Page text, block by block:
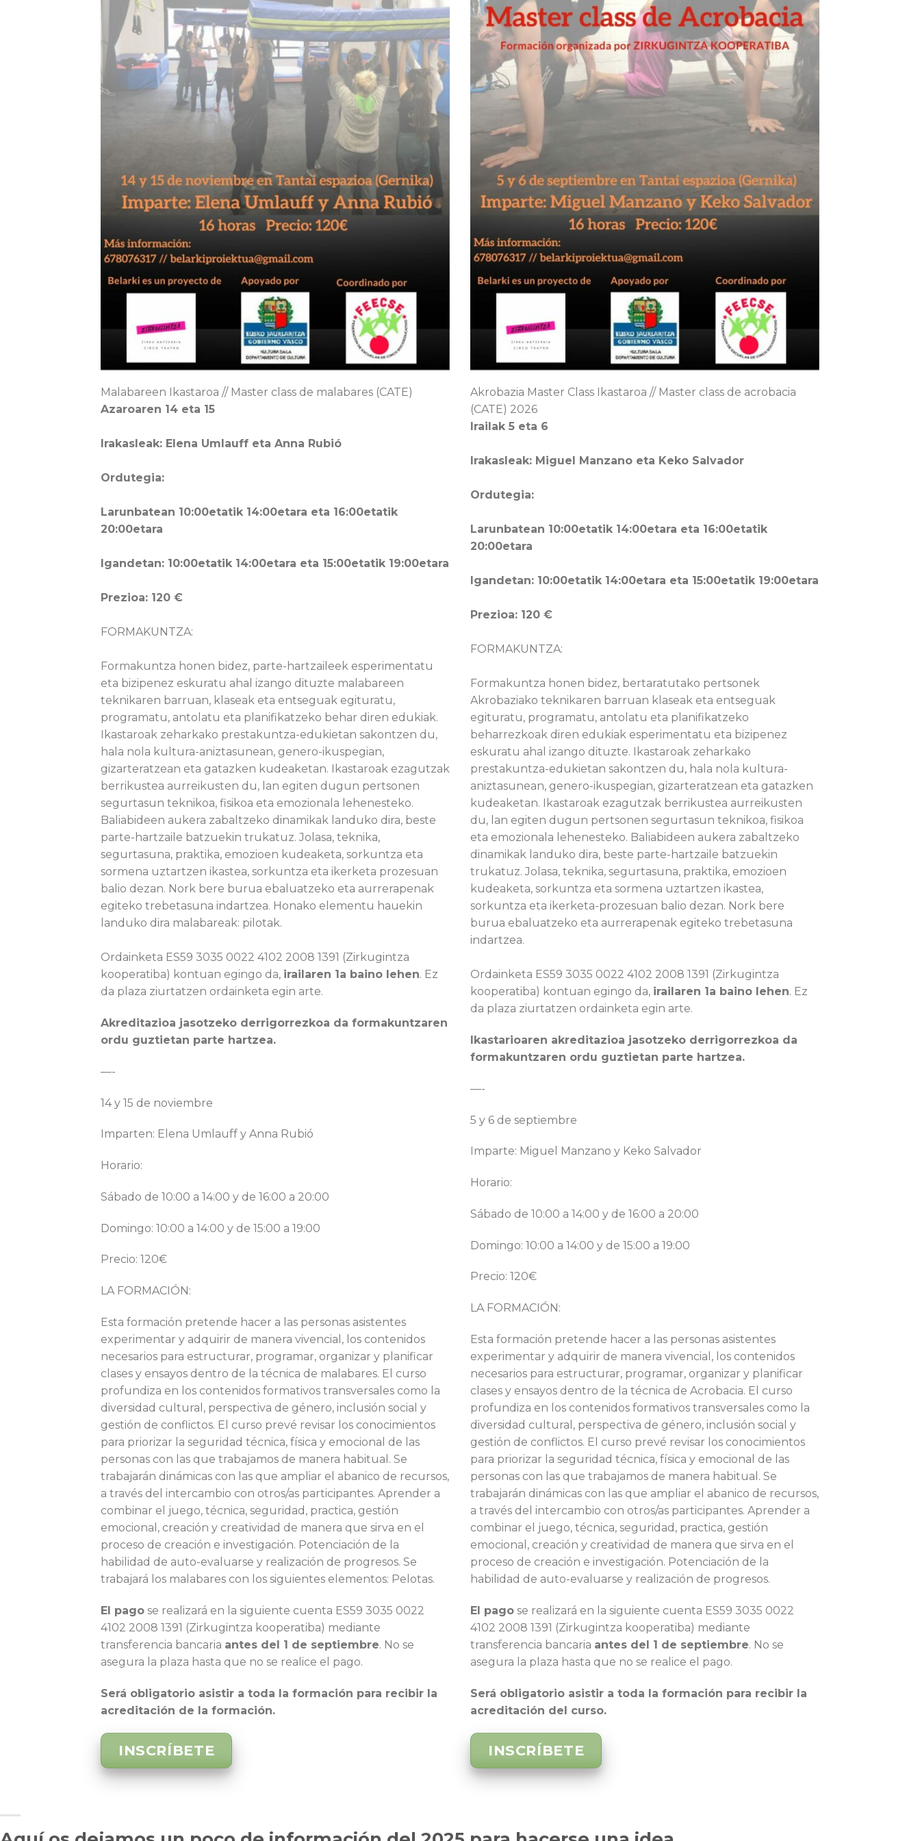
Malabareen Ikastaroa // Master class de malabares (CATE)
Azaroaren 14 eta 15
Irakasleak: Elena Umlauff eta Anna Rubió
Ordutegia:
Larunbatean 10:00etatik 14:00etara eta 16:00etatik
20:00etara
Igandetan: 10:00etatik 14:00etara eta 15:00etatik 19:00etara
Prezioa: 120 €
FORMAKUNTZA:
Formakuntza honen bidez, parte-hartzaileek esperimentatu
eta bizipenez eskuratu ahal izango dituzte malabareen
teknikaren barruan, klaseak eta entseguak egituratu,
programatu, antolatu eta planifikatzeko behar diren edukiak.
Ikastaroak zeharkako prestakuntza-edukietan sakontzen du,
hala nola kultura-aniztasunean, genero-ikuspegian,
gizarteratzean eta gatazken kudeaketan. Ikastaroak ezagutzak
berrikustea aurreikusten du, lan egiten dugun pertsonen
segurtasun teknikoa, fisikoa eta emozionala lehenesteko.
Baliabideen aukera zabaltzeko dinamikak landuko dira, beste
parte-hartzaile batzuekin trukatuz. Jolasa, teknika,
segurtasuna, praktika, emozioen kudeaketa, sorkuntza eta
sormena uztartzen ikastea, sorkuntza eta ikerketa prozesuan
balio dezan. Nork bere burua ebaluatzeko eta aurrerapenak
egiteko trebetasuna indartzea. Honako elementu hauekin
landuko dira malabareak: pilotak.
Ordainketa ES59 3035 0022 4102 2008 1391 (Zirkugintza
kooperatiba) kontuan egingo da, irailaren 1a baino lehen. Ez
da plaza ziurtatzen ordainketa egin arte.
Akreditazioa jasotzeko derrigorrezkoa da formakuntzaren
ordu guztietan parte hartzea.
—-
14 y 15 de noviembre
Imparten: Elena Umlauff y Anna Rubió
Horario:
Sábado de 10:00 a 14:00 y de 16:00 a 20:00
Domingo: 10:00 a 14:00 y de 15:00 a 19:00
Precio: 120€
LA FORMACIÓN:
Esta formación pretende hacer a las personas asistentes
experimentar y adquirir de manera vivencial, los contenidos
necesarios para estructurar, programar, organizar y planificar
clases y ensayos dentro de la técnica de malabares. El curso
profundiza en los contenidos formativos transversales como la
diversidad cultural, perspectiva de género, inclusión social y
gestión de conflictos. El curso prevé revisar los conocimientos
para priorizar la seguridad técnica, física y emocional de las
personas con las que trabajamos de manera habitual. Se
trabajarán dinámicas con las que ampliar el abanico de recursos,
a través del intercambio con otros/as participantes. Aprender a
combinar el juego, técnica, seguridad, practica, gestión
emocional, creación y creatividad de manera que sirva en el
proceso de creación e investigación. Potenciación de la
habilidad de auto-evaluarse y realización de progresos. Se
trabajará los malabares con los siguientes elementos: Pelotas.
El pago se realizará en la siguiente cuenta ES59 3035 0022
4102 2008 1391 (Zirkugintza kooperatiba) mediante
transferencia bancaria antes del 1 de septiembre. No se
asegura la plaza hasta que no se realice el pago.
Será obligatorio asistir a toda la formación para recibir la
acreditación de la formación.
INSCRÍBETE
Akrobazia Master Class Ikastaroa // Master class de acrobacia
(CATE) 2026
Irailak 5 eta 6
Irakasleak: Miguel Manzano eta Keko Salvador
Ordutegia:
Larunbatean 10:00etatik 14:00etara eta 16:00etatik
20:00etara
Igandetan: 10:00etatik 14:00etara eta 15:00etatik 19:00etara
Prezioa: 120 €
FORMAKUNTZA:
Formakuntza honen bidez, bertaratutako pertsonek
Akrobaziako teknikaren barruan klaseak eta entseguak
egituratu, programatu, antolatu eta planifikatzeko
beharrezkoak diren edukiak esperimentatu eta bizipenez
eskuratu ahal izango dituzte. Ikastaroak zeharkako
prestakuntza-edukietan sakontzen du, hala nola kultura-
aniztasunean, genero-ikuspegian, gizarteratzean eta gatazken
kudeaketan. Ikastaroak ezagutzak berrikustea aurreikusten
du, lan egiten dugun pertsonen segurtasun teknikoa, fisikoa
eta emozionala lehenesteko. Baliabideen aukera zabaltzeko
dinamikak landuko dira, beste parte-hartzaile batzuekin
trukatuz. Jolasa, teknika, segurtasuna, praktika, emozioen
kudeaketa, sorkuntza eta sormena uztartzen ikastea,
sorkuntza eta ikerketa-prozesuan balio dezan. Nork bere
burua ebaluatzeko eta aurrerapenak egiteko trebetasuna
indartzea.
Ordainketa ES59 3035 0022 4102 2008 1391 (Zirkugintza
kooperatiba) kontuan egingo da, irailaren 1a baino lehen. Ez
da plaza ziurtatzen ordainketa egin arte.
Ikastarioaren akreditazioa jasotzeko derrigorrezkoa da
formakuntzaren ordu guztietan parte hartzea.
—-
5 y 6 de septiembre
Imparte: Miguel Manzano y Keko Salvador
Horario:
Sábado de 10:00 a 14:00 y de 16:00 a 20:00
Domingo: 10:00 a 14:00 y de 15:00 a 19:00
Precio: 120€
LA FORMACIÓN:
Esta formación pretende hacer a las personas asistentes
experimentar y adquirir de manera vivencial, los contenidos
necesarios para estructurar, programar, organizar y planificar
clases y ensayos dentro de la técnica de Acrobacia. El curso
profundiza en los contenidos formativos transversales como la
diversidad cultural, perspectiva de género, inclusión social y
gestión de conflictos. El curso prevé revisar los conocimientos
para priorizar la seguridad técnica, física y emocional de las
personas con las que trabajamos de manera habitual. Se
trabajarán dinámicas con las que ampliar el abanico de recursos,
a través del intercambio con otros/as participantes. Aprender a
combinar el juego, técnica, seguridad, practica, gestión
emocional, creación y creatividad de manera que sirva en el
proceso de creación e investigación. Potenciación de la
habilidad de auto-evaluarse y realización de progresos.
El pago se realizará en la siguiente cuenta ES59 3035 0022
4102 2008 1391 (Zirkugintza kooperatiba) mediante
transferencia bancaria antes del 1 de septiembre. No se
asegura la plaza hasta que no se realice el pago.
Será obligatorio asistir a toda la formación para recibir la
acreditación del curso.
INSCRÍBETE